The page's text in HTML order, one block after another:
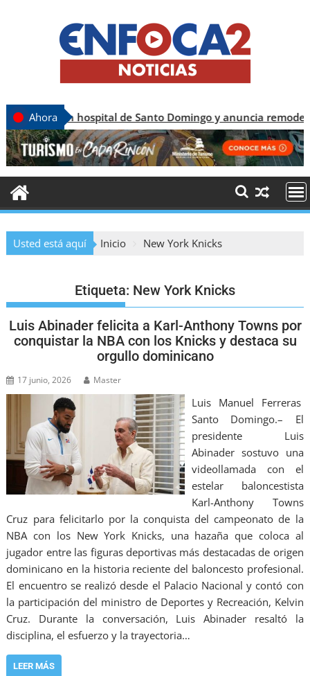
Ahora
hospital de Santo Domingo y anuncia remodelación integral
Usted está aquí Inicio New York Knicks
Etiqueta: New York Knicks
Luis Abinader felicita a Karl-Anthony Towns por
conquistar la NBA con los Knicks y destaca su
orgullo dominicano
17 junio, 2026 Master
Luis Manuel Ferreras
Santo Domingo.– El
presidente Luis
Abinader sostuvo una
videollamada con el
estelar baloncestista
Karl-Anthony Towns
Cruz para felicitarlo por la conquista del campeonato de la
NBA con los New York Knicks, una hazaña que coloca al
jugador entre las figuras deportivas más destacadas de origen
dominicano en la historia reciente del baloncesto profesional.
El encuentro se realizó desde el Palacio Nacional y contó con
la participación del ministro de Deportes y Recreación, Kelvin
Cruz. Durante la conversación, Luis Abinader resaltó la
disciplina, el esfuerzo y la trayectoria…
LEER MÁS